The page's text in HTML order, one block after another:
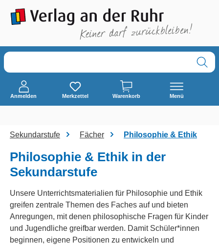
springen
Anmelden Merkzettel Warenkorb Menü
Sekundarstufe Fächer Philosophie & Ethik
Philosophie & Ethik in der
Sekundarstufe
Unsere Unterrichtsmaterialien für Philosophie und Ethik
greifen zentrale Themen des Faches auf und bieten
Anregungen, mit denen philosophische Fragen für Kinder
und Jugendliche greifbar werden. Damit Schüler*innen
beginnen, eigene Positionen zu entwickeln und